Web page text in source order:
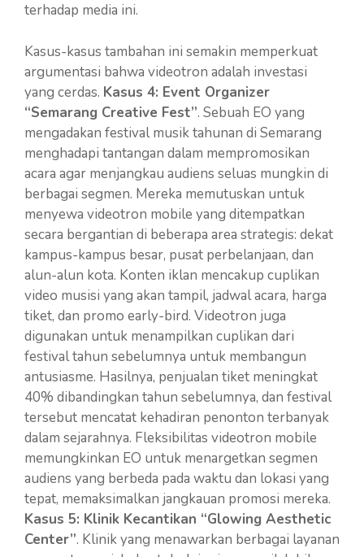
terhadap media ini.
Kasus-kasus tambahan ini semakin memperkuat
argumentasi bahwa videotron adalah investasi
yang cerdas. Kasus 4: Event Organizer
“Semarang Creative Fest”. Sebuah EO yang
mengadakan festival musik tahunan di Semarang
menghadapi tantangan dalam mempromosikan
acara agar menjangkau audiens seluas mungkin di
berbagai segmen. Mereka memutuskan untuk
menyewa videotron mobile yang ditempatkan
secara bergantian di beberapa area strategis: dekat
kampus-kampus besar, pusat perbelanjaan, dan
alun-alun kota. Konten iklan mencakup cuplikan
video musisi yang akan tampil, jadwal acara, harga
tiket, dan promo early-bird. Videotron juga
digunakan untuk menampilkan cuplikan dari
festival tahun sebelumnya untuk membangun
antusiasme. Hasilnya, penjualan tiket meningkat
40% dibandingkan tahun sebelumnya, dan festival
tersebut mencatat kehadiran penonton terbanyak
dalam sejarahnya. Fleksibilitas videotron mobile
memungkinkan EO untuk menargetkan segmen
audiens yang berbeda pada waktu dan lokasi yang
tepat, memaksimalkan jangkauan promosi mereka.
Kasus 5: Klinik Kecantikan “Glowing Aesthetic
Center”. Klinik yang menawarkan berbagai layanan